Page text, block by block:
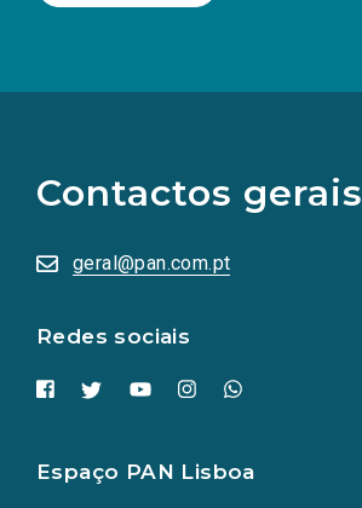
Contactos gerais
geral@pan.com.pt
Redes sociais
redes
sociais
numa
nova
Espaço PAN Lisboa